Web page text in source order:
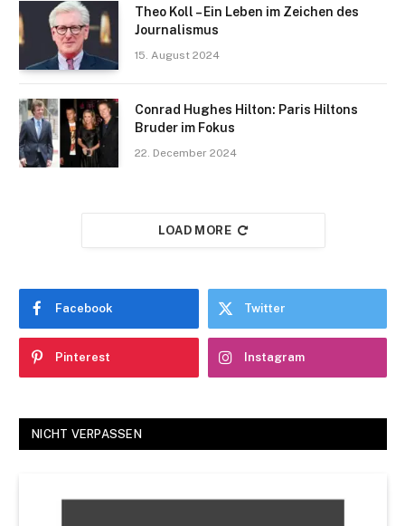
Theo Koll – Ein Leben im Zeichen des
Journalismus
15. August 2024
Conrad Hughes Hilton: Paris Hiltons
Bruder im Fokus
22. December 2024
LOAD MORE
Facebook Twitter
Pinterest Instagram
NICHT VERPASSEN